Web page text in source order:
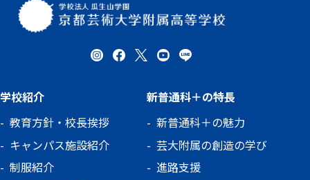
学校紹介
教育方針・校長挨拶
キャンパス施設紹介
制服紹介
新普通科＋の特長
新普通科＋の魅力
芸大附属の創造の学び
進路支援